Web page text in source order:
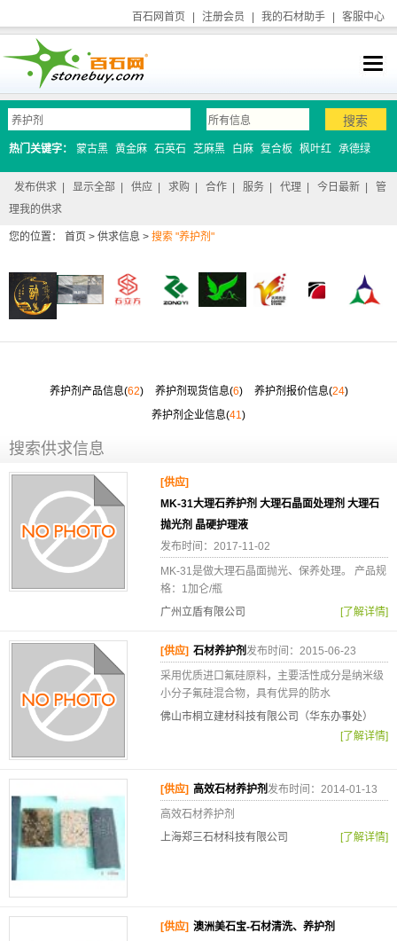
百石网首页 注册会员 我的石材助手 客服中心
热门关键字： 蒙古黑 黄金麻 石英石 芝麻黑 白麻 复合板 枫叶红 承德绿
发布供求 显示全部 供应 求购 合作 服务 代理 今日最新
管
理我的供求
您的位置： 首页 > 供求信息 > 搜索 "养护剂"
养护剂产品信息(62) 养护剂现货信息(6) 养护剂报价信息(24)
养护剂企业信息(41)
搜索供求信息
[供应]
MK-31大理石养护剂 大理石晶面处理剂 大理石
抛光剂 晶硬护理液
发布时间：2017-11-02
MK-31是做大理石晶面抛光、保养处理。 产品规
格：1加仑/瓶
广州立盾有限公司
[了解详情]
[供应] 石材养护剂发布时间：2015-06-23
采用优质进口氟硅原料，主要活性成分是纳米级
小分子氟硅混合物，具有优异的防水
佛山市桐立建材科技有限公司（华东办事处）
[了解详情]
[供应] 高效石材养护剂 发布时间：2014-01-13
高效石材养护剂
上海郑三石材科技有限公司
[了解详情]
[供应] 澳洲美石宝-石材清洗、养护剂